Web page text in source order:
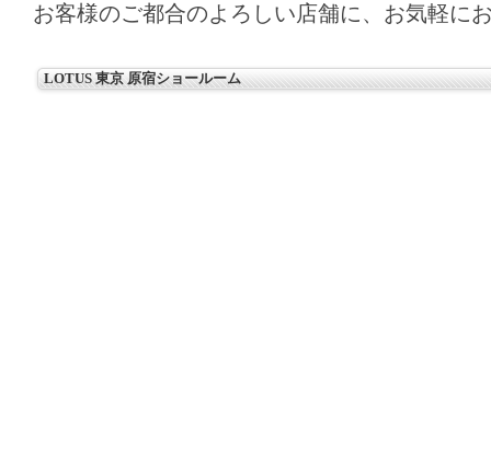
お客様のご都合のよろしい店舗に、お気軽に
LOTUS 東京 原宿ショールーム